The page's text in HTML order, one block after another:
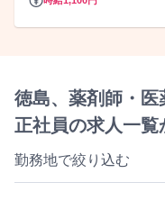
徳島、薬剤師・医
正社員の求人一
勤務地で絞り込む